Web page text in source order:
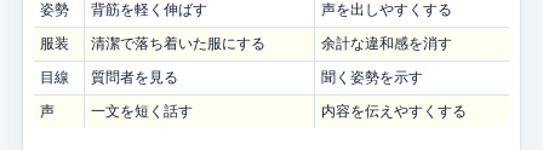
姿勢
背筋を軽く伸ばす
声を出しやすくする
服装
清潔で落ち着いた服にする
余計な違和感を消す
目線
質問者を見る
聞く姿勢を示す
声
一文を短く話す 内容を伝えやすくする